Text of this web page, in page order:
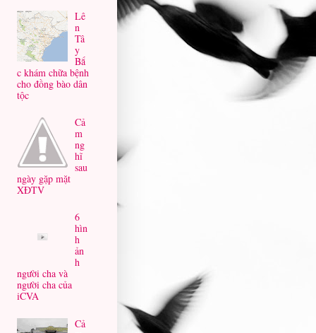
Lê
n
Tâ
y
Bắ
c khám chữa bệnh
cho đồng bào dân
tộc
Cả
m
ng
hĩ
sau
ngày gặp mặt
XĐTV
6
hìn
h
ản
h
người cha và
người cha của
iCVA
Cả